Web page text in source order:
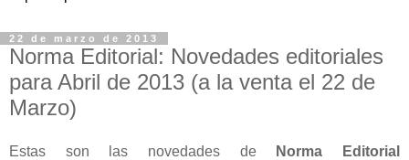
22 de marzo de 2013
Norma Editorial: Novedades editoriales
para Abril de 2013 (a la venta el 22 de
Marzo)
Estas son las novedades de
Norma Editorial